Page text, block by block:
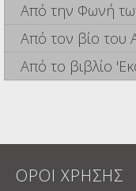
Από την Φωνή
Από τον βίο του
Από το βιβλίο
ΟΡΟΙ ΧΡΗΣΗΣ